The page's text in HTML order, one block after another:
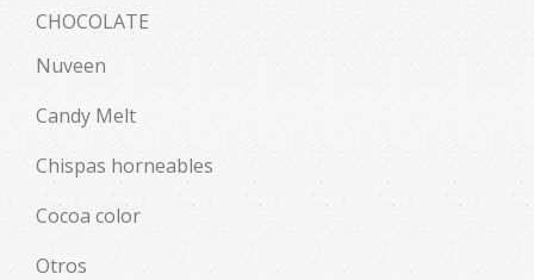
CHOCOLATE
Nuveen
Candy Melt
Chispas horneables
Cocoa color
Otros